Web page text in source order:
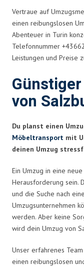
Vertraue auf
einen reibungslosen
Abenteuer in Turin
Telefonnummer
Leistungen und Preise
von
Du planst einen
Möbeltransport mit
deinen Umzug
Ein Umzug in eine
Herausforderung sein.
und die Suche nach
Umzugsunternehmen
werden. Aber keine
wird dein Umzug von
Unser erfahrenes
einen reibungslosen